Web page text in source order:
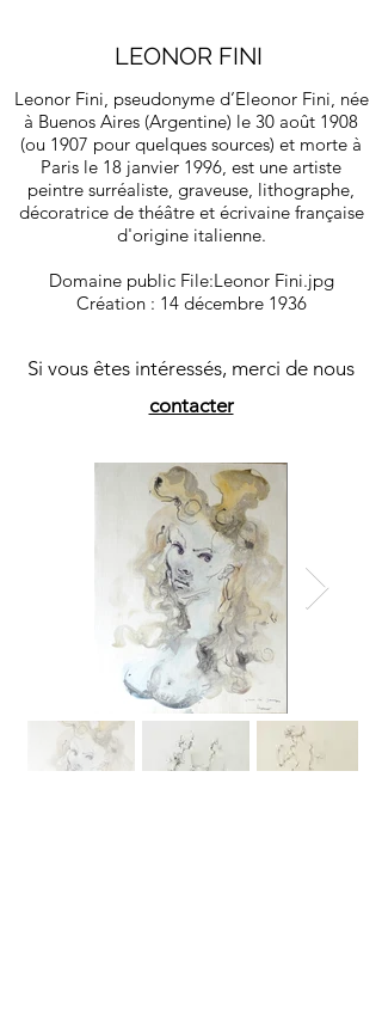
LEONOR FINI
Leonor Fini, pseudonyme d’Eleonor Fini, née
à Buenos Aires (Argentine) le 30 août 1908
(ou 1907 pour quelques sources) et morte à
Paris le 18 janvier 1996, est une artiste
peintre surréaliste, graveuse, lithographe,
décoratrice de théâtre et écrivaine française
d'origine italienne.
Domaine public File:Leonor Fini.jpg
Création : 14 décembre 1936
Si vous êtes intéressés, merci de nous
contacter